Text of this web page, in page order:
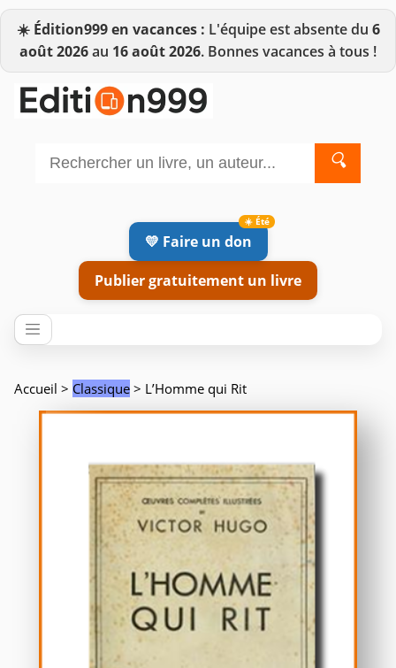
☀️ Édition999 en vacances : L'équipe est absente du 6
août 2026au 16 août 2026. Bonnes vacances à tous !
🔍
💛 Faire un don
Publier gratuitement un livre
Accueil > Classique > L’Homme qui Rit